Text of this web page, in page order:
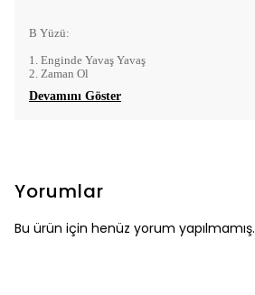
B Yüzü:
1. Enginde Yavaş Yavaş
2. Zaman Ol
Devamını Göster
Yorumlar
Bu ürün için henüz yorum yapılmamış.